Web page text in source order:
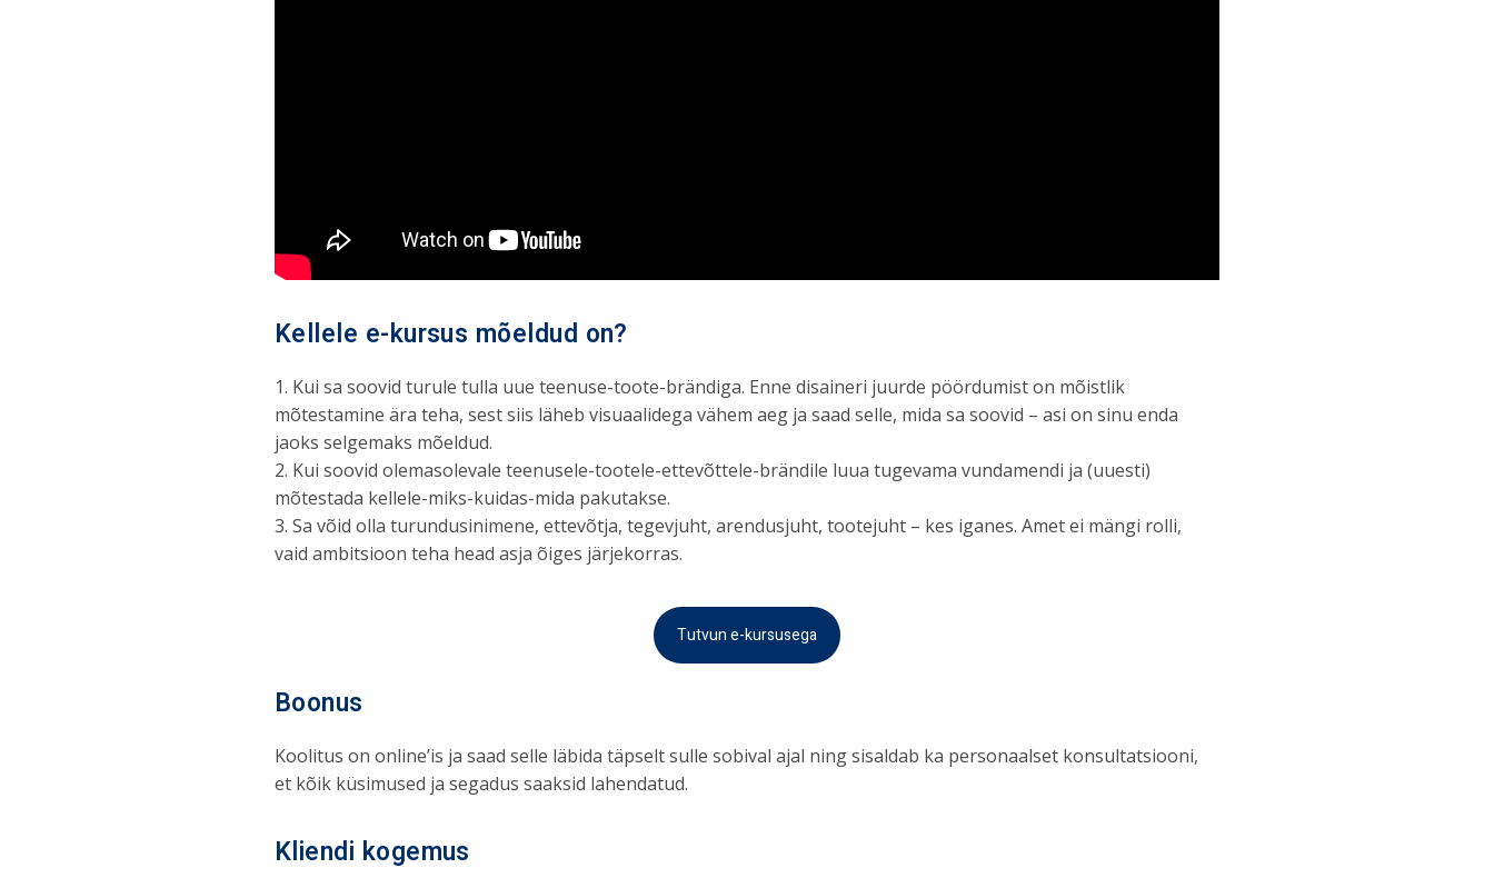
Kellele e-kursus mõeldud on?
1. Kui sa soovid turule tulla uue teenuse-toote-brändiga. Enne disaineri juurde pöördumist on mõistlik
mõtestamine ära teha, sest siis läheb visuaalidega vähem aeg ja saad selle, mida sa soovid – asi on sinu enda
jaoks selgemaks mõeldud.
2. Kui soovid olemasolevale teenusele-tootele-ettevõttele-brändile luua tugevama vundamendi ja (uuesti)
mõtestada kellele-miks-kuidas-mida pakutakse.
3. Sa võid olla turundusinimene, ettevõtja, tegevjuht, arendusjuht, tootejuht – kes iganes. Amet ei mängi rolli,
vaid ambitsioon teha head asja õiges järjekorras.
Tutvun e-kursusega
Boonus
Koolitus on online’is ja saad selle läbida täpselt sulle sobival ajal ning sisaldab ka personaalset konsultatsiooni,
et kõik küsimused ja segadus saaksid lahendatud.
Kliendi kogemus